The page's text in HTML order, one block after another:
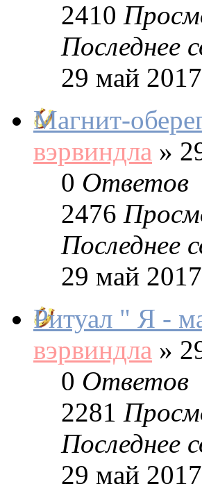
2410
Последнее
29 май
Магнит-
вэрвиндла »
0 Ответов
2476
Последнее
29 май
Ритуал " Я -
вэрвиндла »
0 Ответов
2281
Последнее
29 май